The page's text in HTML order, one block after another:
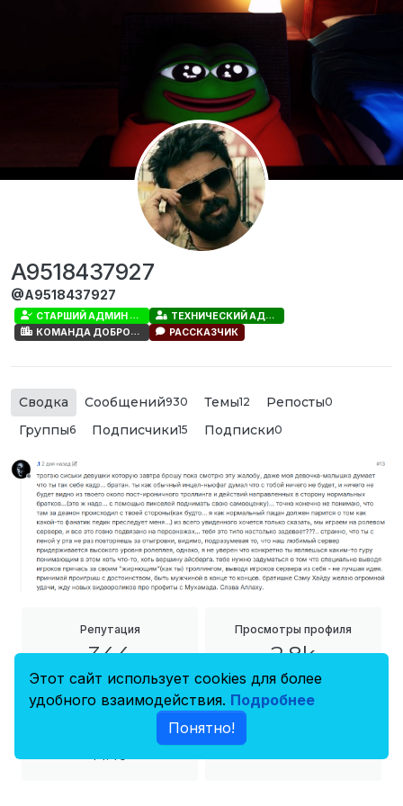
Перейти к содержимому
A9518437927
@A9518437927
СТАРШИЙ АДМИН ДОБРОГРАДА
ТЕХНИЧЕСКИЙ АДМИН
КОМАНДА ДОБРОГРАДА
РАССКАЗЧИК
Сводка Сообщений930 Темы12 Репосты0
Группы6 Подписчики15 Подписки0
Репутация
344
Просмотры профиля
2.8k
14:40
минуту назад
Этот сайт использует cookies для более
удобного взаимодействия. Подробнее
Понятно!